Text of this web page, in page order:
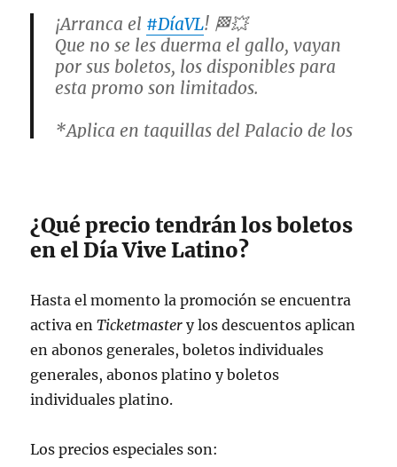
¡Arranca el #DíaVL! 🏁💥
Que no se les duerma el gallo, vayan
por sus boletos, los disponibles para
esta promo son limitados.
*Aplica en taquillas del Palacio de los
— Vive Latino (@vivelatino)
21, 2024
¿Qué precio tendrán los boletos
en el Día Vive Latino?
Hasta el momento la promoción se encuentra
activa enTicketmaster y los descuentos aplican
en abonos generales, boletos individuales
generales, abonos platino y boletos
individuales platino.
Los precios especiales son: